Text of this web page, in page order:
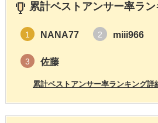
累計ベストアンサー率ラ
1 NANA77 2 miii966
3 佐藤
累計ベストアンサー率ランキング詳